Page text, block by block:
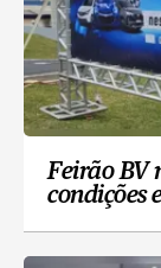
Feirão BV
condições